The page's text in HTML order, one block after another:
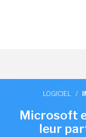
LOGICIEL /
Microsoft
leur